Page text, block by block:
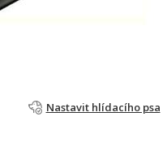
Nastavit hlídacího psa